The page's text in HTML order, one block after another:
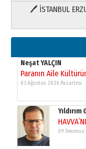
🖊 İSTANBUL
Yusuf
yazar
11 Mayıs
Neşat YALÇIN
Paranın Aile
03 Ağustos 2026 Pazartesi
09 Temmuz